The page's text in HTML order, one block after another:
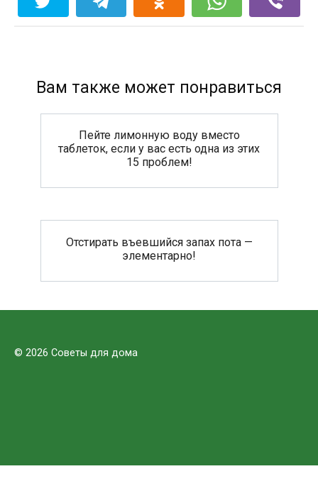
Вам также может понравиться
Пейте лимонную воду вместо
таблеток, если у вас есть одна из этих
15 проблем!
Отстирать въевшийся запах пота —
элементарно!
© 2026 Советы для дома